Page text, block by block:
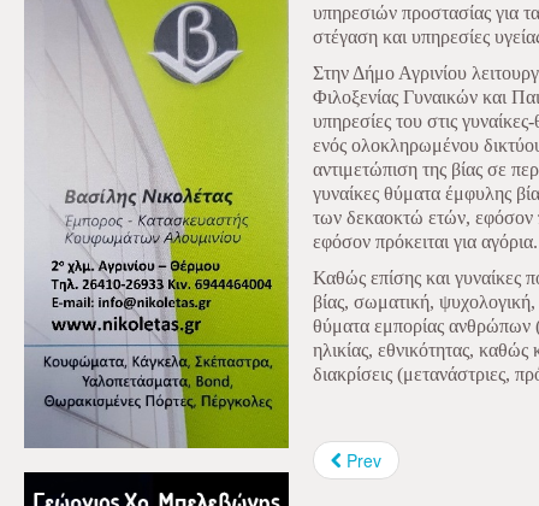
υπηρεσιών προστασίας για
στέγαση και υπηρεσίες
Στην Δήμο Αγρινίου
Φιλοξενίας Γυναικών και
υπηρεσίες του στις
ενός ολοκληρωμένου
αντιμετώπιση της βίας σε
γυναίκες θύματα έμφυλης
των δεκαοκτώ ετών, εφόσον
εφόσον πρόκειται για αγόρια.
Καθώς επίσης και γυναίκες
βίας, σωματική,
θύματα εμπορίας ανθρώπων
ηλικίας, εθνικότητας, καθώς
διακρίσεις (μετανάστριες,
Prev